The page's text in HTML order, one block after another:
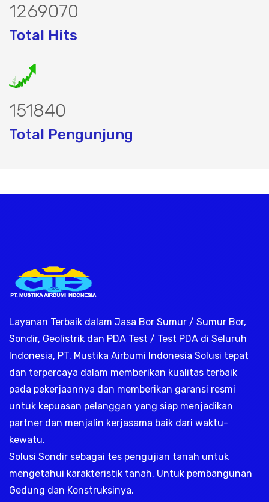
1629753
Total Hits
194462
Total Pengunjung
Layanan Terbaik dalam Jasa Bor Sumur / Sumur Bor,
Sondir, Geolistrik dan PDA Test / Test PDA di Seluruh
Indonesia, PT. Mustika Airbumi Indonesia Solusi tepat
dan terpercaya dalam memberikan kualitas terbaik
pada pekerjaannya dan memberikan garansi resmi
untuk kepuasan pelanggan yang siap menjadikan
partner dan menjalin kerjasama baik dari waktu-
kewatu.
Solusi Sondir sebagai tes pengujian tanah untuk
mengetahui karakteristik tanah, Untuk pembangunan
Gedung dan Konstruksinya.